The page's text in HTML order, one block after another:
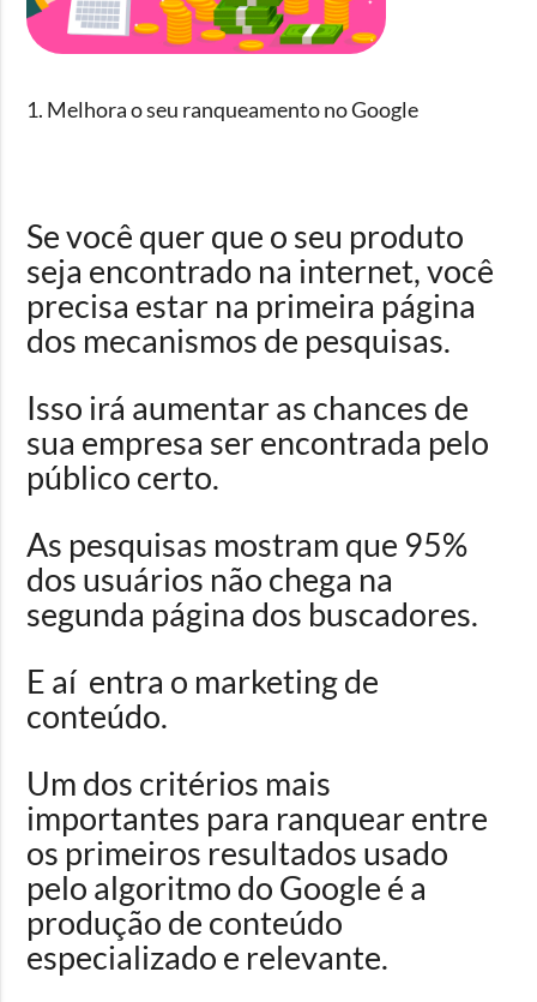
1. Melhora o seu ranqueamento no Google
Se você quer que o seu produto
seja encontrado na internet, você
precisa estar na primeira página
dos mecanismos de pesquisas.
Isso irá aumentar as chances de
sua empresa ser encontrada pelo
público certo.
As pesquisas mostram que 95%
dos usuários não chega na
segunda página dos buscadores.
E aí entra o marketing de
conteúdo.
Um dos critérios mais
importantes para ranquear entre
os primeiros resultados usado
pelo algoritmo do Google é a
produção de conteúdo
especializado e relevante.